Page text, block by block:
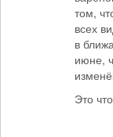
том,
всех
в
июне,
Это